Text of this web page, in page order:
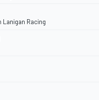
Lanigan Racing